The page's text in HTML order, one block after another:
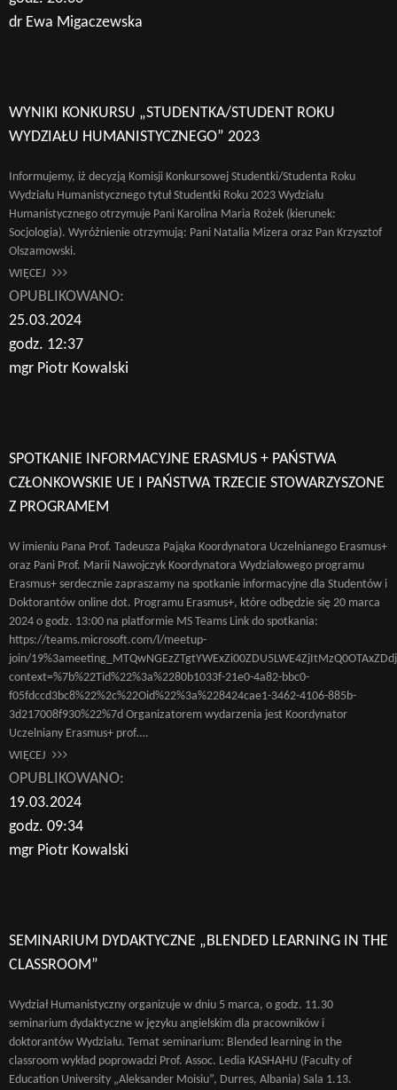
dr Ewa Migaczewska
WYNIKI KONKURSU „STUDENTKA/STUDENT ROKU
WYDZIAŁU HUMANISTYCZNEGO” 2023
Informujemy, iż decyzją Komisji Konkursowej Studentki/Studenta Roku
Wydziału Humanistycznego tytuł Studentki Roku 2023 Wydziału
Humanistycznego otrzymuje Pani Karolina Maria Rożek (kierunek:
Socjologia). Wyróżnienie otrzymują: Pani Natalia Mizera oraz Pan Krzysztof
Olszamowski.
WIĘCEJ
OPUBLIKOWANO:
25.03.2024
godz. 12:37
mgr Piotr Kowalski
SPOTKANIE INFORMACYJNE ERASMUS + PAŃSTWA
CZŁONKOWSKIE UE I PAŃSTWA TRZECIE STOWARZYSZONE
Z PROGRAMEM
W imieniu Pana Prof. Tadeusza Pająka Koordynatora Uczelnianego Erasmus+
oraz Pani Prof. Marii Nawojczyk Koordynatora Wydziałowego programu
Erasmus+ serdecznie zapraszamy na spotkanie informacyjne dla Studentów i
Doktorantów online dot. Programu Erasmus+, które odbędzie się 20 marca
2024 o godz. 13:00 na platformie MS Teams Link do spotkania:
https://teams.microsoft.com/l/meetup-
join/
context=%7b%22Tid%22%3a%2280b1033f-21e0-4a82-bbc0-
f05fdccd3bc8%22%2c%22Oid%22%3a%228424cae1-3462-4106-885b-
3d217008f930%22%7d Organizatorem wydarzenia jest Koordynator
Uczelniany Erasmus+ prof….
WIĘCEJ
OPUBLIKOWANO:
19.03.2024
godz. 09:34
mgr Piotr Kowalski
SEMINARIUM DYDAKTYCZNE „BLENDED LEARNING IN THE
CLASSROOM”
Wydział Humanistyczny organizuje w dniu 5 marca, o godz. 11.30
seminarium dydaktyczne w języku angielskim dla pracowników i
doktorantów Wydziału. Temat seminarium: Blended learning in the
classroom wykład poprowadzi Prof. Assoc. Ledia KASHAHU (Faculty of
Education University „Aleksander Moisiu”, Durres, Albania) Sala 1.13.